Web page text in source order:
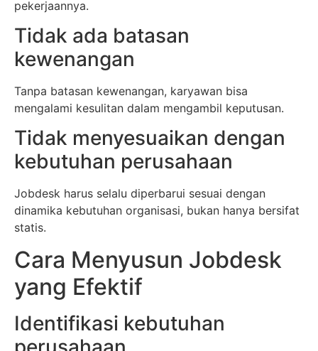
pekerjaannya.
Tidak ada batasan
kewenangan
Tanpa batasan kewenangan, karyawan bisa
mengalami kesulitan dalam mengambil keputusan.
Tidak menyesuaikan dengan
kebutuhan perusahaan
Jobdesk harus selalu diperbarui sesuai dengan
dinamika kebutuhan organisasi, bukan hanya bersifat
statis.
Cara Menyusun Jobdesk
yang Efektif
Identifikasi kebutuhan